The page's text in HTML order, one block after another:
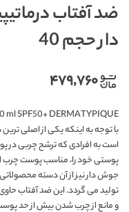
ضد آفتاب
دار حجم 40
۴۷۹,۷۶۰
ml SPF50+ DERMATYPIQUE
با توجه به اینکه یکی از اصلی
است به افرادی که ترشح چربی
پوستی خود را، مناسب پوست چرب
جوش‌ دار نیز از آن دسته
تولید می گردد. این ضد آفتاب
و مانع از چرب شدن بیش از حد